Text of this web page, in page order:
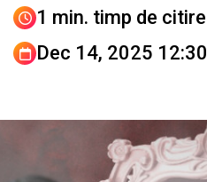
1 min. timp de citire
Dec 14, 2025 12:30